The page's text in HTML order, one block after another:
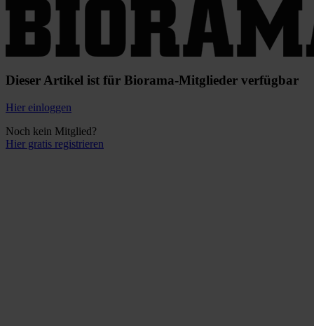
Dieser Artikel ist für Biorama-Mitglieder verfügbar
Hier einloggen
Noch kein Mitglied?
Hier gratis registrieren